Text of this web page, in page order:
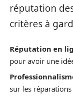
réputation
critères à
Réputation en
pour avoir une
sur les